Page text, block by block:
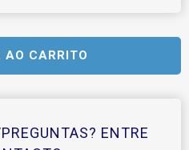
AO CARRITO
ENTRE